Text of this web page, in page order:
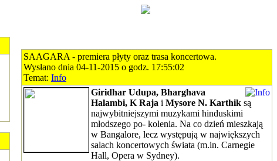
SAAGARA - premiera płyty oraz trasa koncertowa.
Wysłano dnia 04-11-2015 o godz. 17:55:02
Temat: Info
Giridhar Udupa, Bharghava
Halambi, K Raja i Mysore N. Karthik są
najwybitniejszymi muzykami hinduskimi
młodszego po- kolenia. Na co dzień mieszkają
w Bangalore, lecz występują w największych
salach koncertowych świata (m.in. Carnegie
Hall, Opera w Sydney).